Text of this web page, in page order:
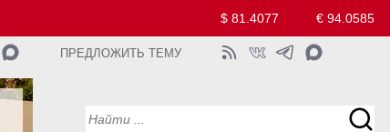
$ 81.4077 € 94.0585
ПРЕДЛОЖИТЬ ТЕМУ